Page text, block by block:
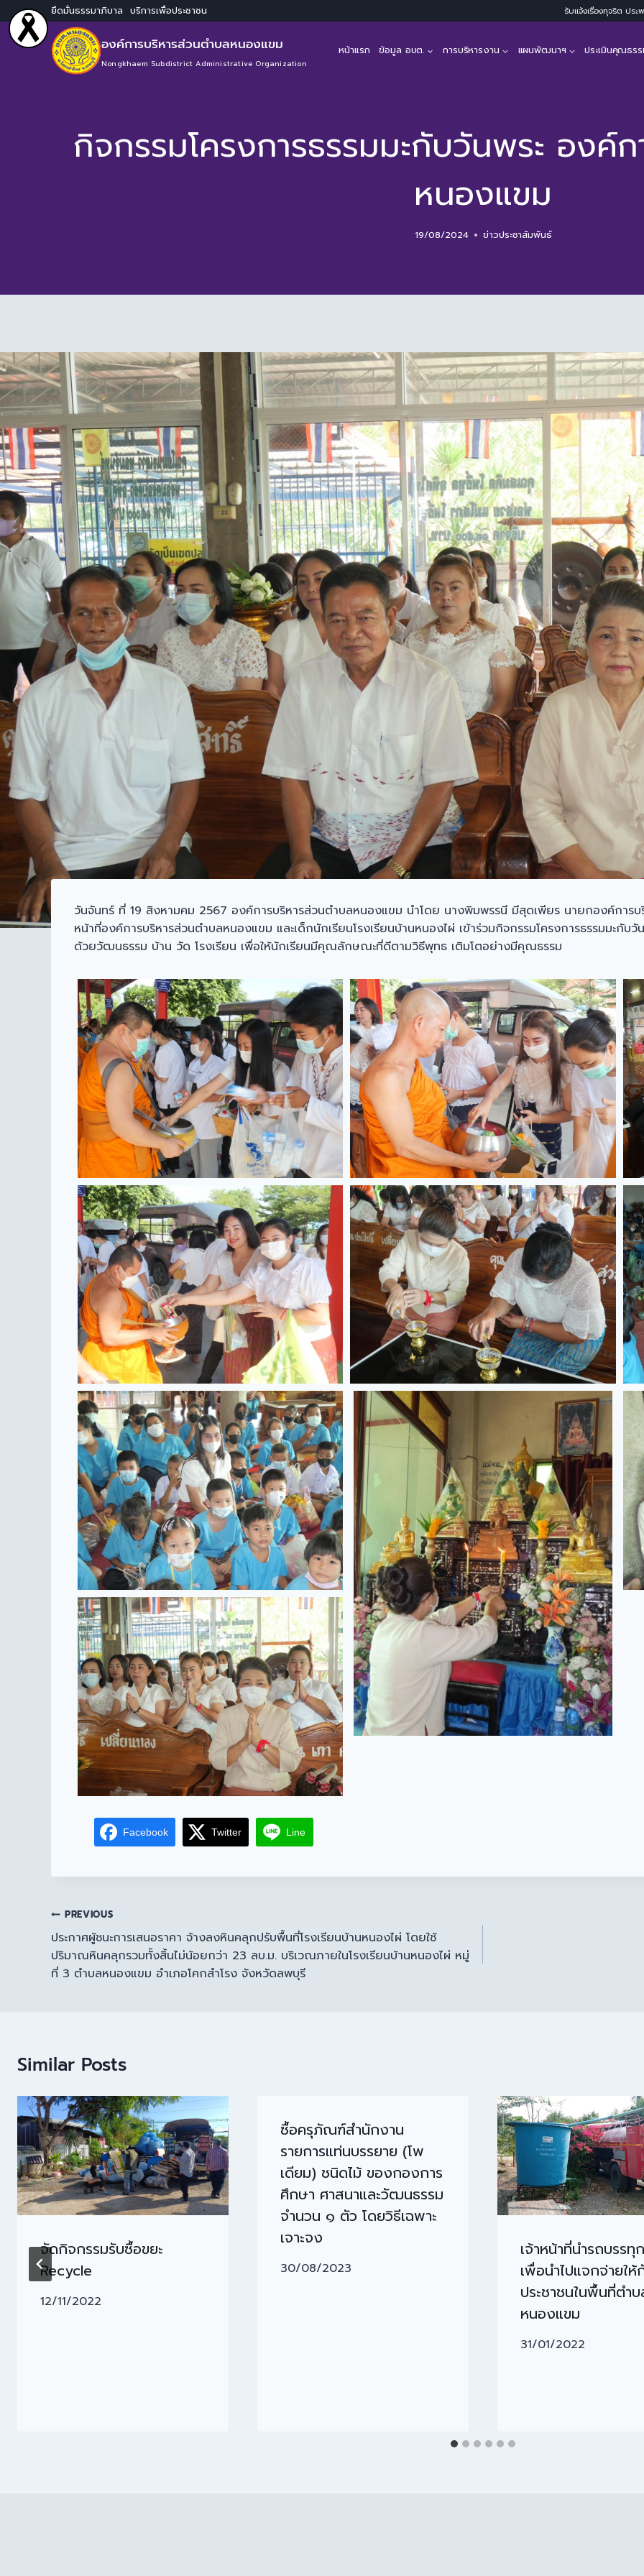
ยึดมั่นธรรมาภิบาล บริการเพื่อประชาชน รับแจ้งเรื่องทุจริต ปร
องค์การบริหารส่วนตำบลหนองแขม
Nongkhaem Subdistrict Administrative Organization
หน้าแรก ข้อมูล อบต. การบริหารงาน แผนพัฒนาฯ ประเมินคุณธร
กิจกรรมโครงการธรรมมะกับวันพระ องค์
หนองแขม
19/08/2024 ข่าวประชาสัมพันธ์
วันจันทร์ ที่ 19 สิงหามคม 2567 องค์การบริหารส่วนตำบลหนองแขม นำโดย นางพิมพรรนี มีสุดเพียร นายกองค์การ
หน้าที่องค์การบริหารส่วนตำบลหนองแขม และเด็กนักเรียนโรงเรียนบ้านหนองไผ่ เข้าร่วมกิจกรรมโครงการธรรมมะกับ
ด้วยวัฒนธรรม บ้าน วัด โรงเรียน เพื่อให้นักเรียนมีคุณลักษณะที่ดีตามวิธีพุทธ เติมโตอย่างมีคุณธรรม
Facebook Twitter Line
PREVIOUS
ประกาศผู้ชนะการเสนอราคา จ้างลงหินคลุกปรับพื้นที่โรงเรียนบ้านหนองไผ่ โดยใช้
ปริมาณหินคลุกรวมทั้งสิ้นไม่น้อยกว่า 23 ลบ.ม. บริเวณภายในโรงเรียนบ้านหนองไผ่ หมู่
ที่ 3 ตำบลหนองแขม อำเภอโคกสำโรง จังหวัดลพบุรี
Similar Posts
จัดกิจกรรมรับซื้อขยะ
Recycle
12/11/2022
ซื้อครุภัณฑ์สำนักงาน
รายการแท่นบรรยาย (โพ
เดียม) ชนิดไม้ ของกองการ
ศึกษา ศาสนาและวัฒนธรรม
จำนวน ๑ ตัว โดยวิธีเฉพาะ
เจาะจง
30/08/2023
เจ้าหน้าที่นำรถบรรทุ
เพื่อนำไปแจกจ่ายให้
ประชาชนในพื้นที่ตำ
หนองแขม
31/01/2022